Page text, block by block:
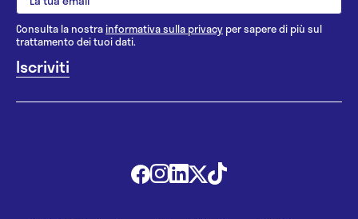
Consulta la nostrainformativa sulla privacy per sapere di più sul
trattamento dei tuoi dati.